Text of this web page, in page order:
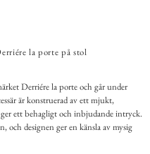
la porte på stol
Derriére la porte och går under
är konstruerad av ett mjukt,
ett behagligt och inbjudande intryck.
och designen ger en känsla av mysig